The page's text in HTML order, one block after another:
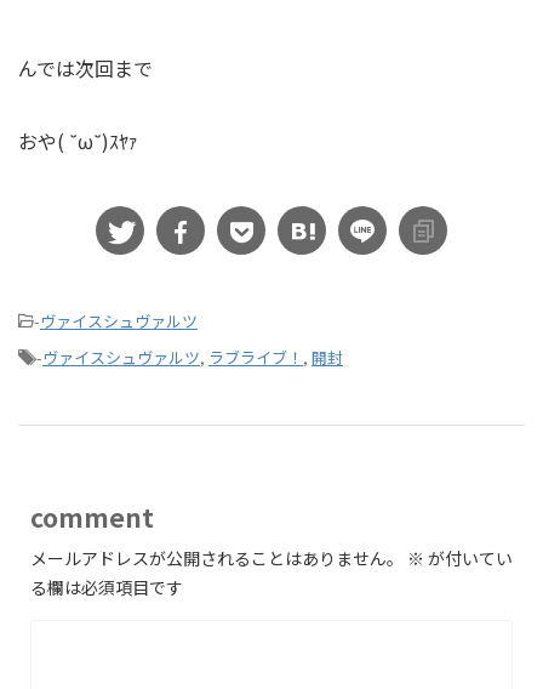
んでは次回まで
おや( ˘ω˘)ｽﾔｧ
-ヴァイスシュヴァルツ
-ヴァイスシュヴァルツ, ラブライブ！ , 開封
comment
メールアドレスが公開されることはありません。 ※ が付いてい
る欄は必須項目です